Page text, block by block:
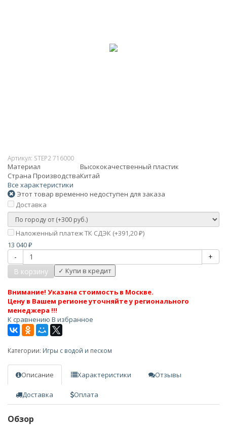
Артикул: STEP2 716000
Материал
Высококачественный пластик
Страна ПроизводстваКитай
Все характеристики
Этот товар временно недоступен для заказа
Доставка
Наложенный платеж ТК СДЭК (+391,20 ₽)
13 040 ₽
-
+
В корзину
Внимание! Указана стоимость в Москве.
Цену в Вашем регионе уточняйте у регионального
менеджера !!!
К сравнению В избранное
Категории: Игры с водой и песком
Описание Характеристики Отзывы
Доставка Оплата
Обзор